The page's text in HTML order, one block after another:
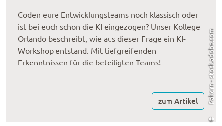
Coden eure Entwicklungsteams noch klassisch oder
ist bei euch schon die KI eingezogen? Unser Kollege
Orlando beschreibt, wie aus dieser Frage ein KI-
Workshop entstand. Mit tiefgreifenden
Erkenntnissen für die beteiligten Teams!
zum Artikel
©
Pakorn - stock.adobe.com